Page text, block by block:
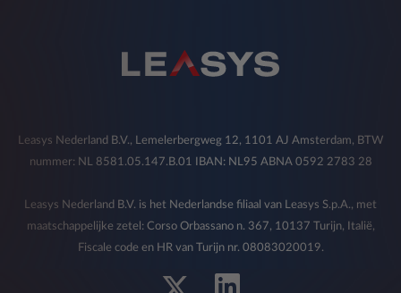
Leasys Nederland B.V., Lemelerbergweg 12, 1101 AJ Amsterdam, BTW
nummer: NL 8581.05.147.B.01 IBAN: NL95 ABNA 0592 2783 28
Leasys Nederland B.V. is het Nederlandse filiaal van Leasys S.p.A., met
maatschappelijke zetel: Corso Orbassano n. 367, 10137 Turijn, Italië,
Fiscale code en HR van Turijn nr. 08083020019.